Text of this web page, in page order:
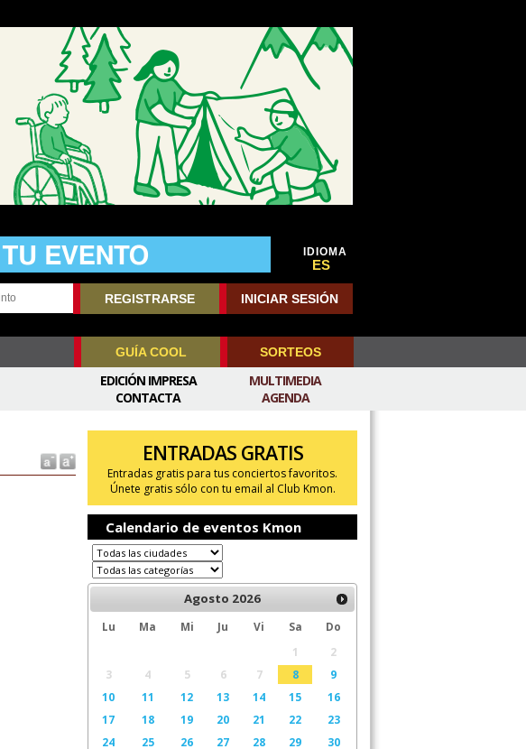
IDIOMA
ES
REGISTRARSE INICIAR SESIÓN
GUÍA COOL SORTEOS
MULTIMEDIA
AGENDA
EDICIÓN IMPRESA
CONTACTA
ENTRADAS GRATIS
Entradas gratis para tus conciertos favoritos.
Únete gratis sólo con tu email al Club Kmon.
Calendario de eventos Kmon
Agosto 2026
Lu Ma Mi Ju Vi Sa
Do
1
2
3
4 5 6 7 8
9
10
11 12 13 14 15
16
17
18 19 20 21 22
23
24
25 26 27 28 29
30